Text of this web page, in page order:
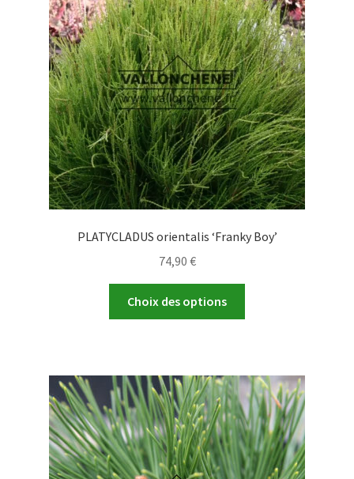
PLATYCLADUS orientalis ‘Franky Boy’
74,90 €
Choix des options
variations.
Les
options
peuvent
être
choisies